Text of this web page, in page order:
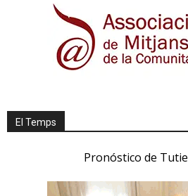
El Temps
Pronóstico de